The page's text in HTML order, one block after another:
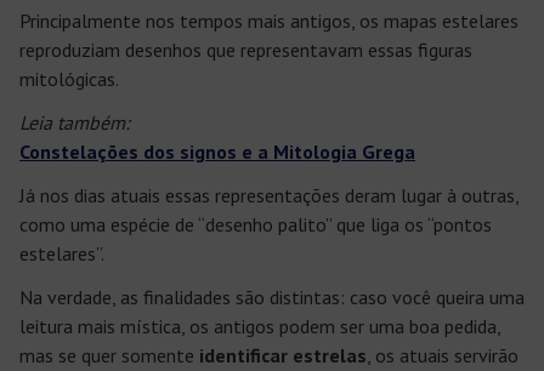
Principalmente nos tempos mais antigos, os mapas estelares
reproduziam desenhos que representavam essas figuras
mitológicas.
Leia também:
Constelações dos signos e a Mitologia Grega
Já nos dias atuais essas representações deram lugar à outras,
como uma espécie de “desenho palito” que liga os “pontos
estelares”.
Na verdade, as finalidades são distintas: caso você queira uma
leitura mais mística, os antigos podem ser uma boa pedida,
mas se quer somente identificar estrelas, os atuais servirão